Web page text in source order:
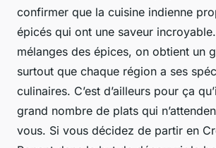
confirmer que la cuisine indienne
épicés qui ont une saveur
mélanges des épices, on obtient un
surtout que chaque région a ses
culinaires. C’est d’ailleurs pour ça
grand nombre de plats qui
vous. Si vous décidez de partir en